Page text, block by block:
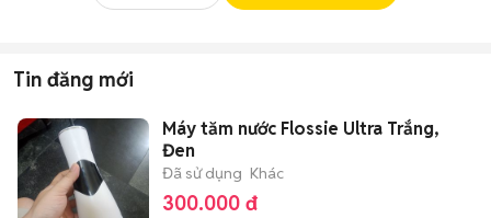
Tin đăng mới
Máy tăm nước Flossie Ultra Trắng,
Đen
Đã sử dụng Khác
300.000 đ